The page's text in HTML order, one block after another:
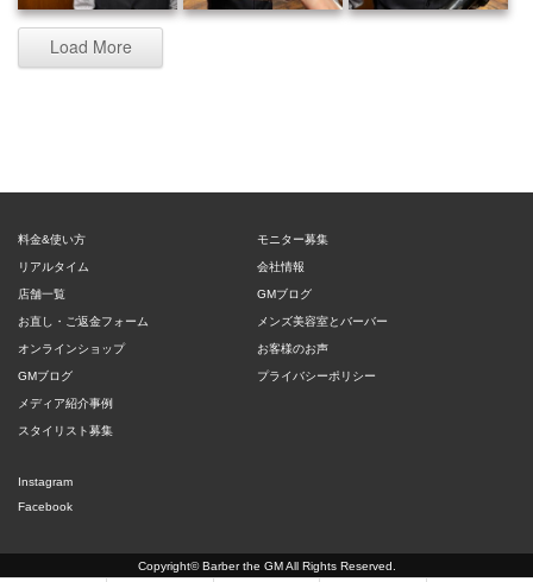
Load More
料金&使い方
リアルタイム
店舗一覧
お直し・ご返金フォーム
オンラインショップ
GMブログ
メディア紹介事例
スタイリスト募集
モニター募集
会社情報
GMブログ
メンズ美容室とバーバー
お客様のお声
プライバシーポリシー
Instagram
Facebook
Copyright©Barber the GMAll Rights Reserved.